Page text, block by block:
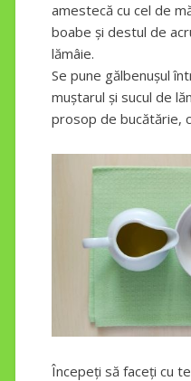
amestecă cu cel de
boabe și destul de
lămâie.
Se pune gălbenușul
muștarul și sucul de
prosop de bucătărie,
Începeți să faceți cu